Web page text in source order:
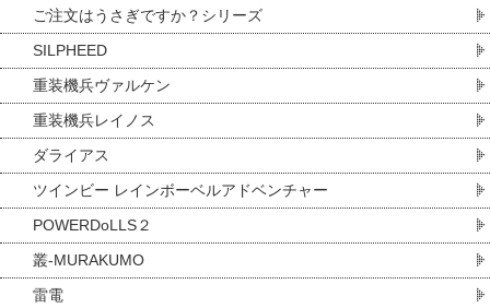
ご注文はうさぎですか？シリーズ
SILPHEED
重装機兵ヴァルケン
重装機兵レイノス
ダライアス
ツインビー レインボーベルアドベンチャー
POWERDoLLS２
叢-MURAKUMO
雷電